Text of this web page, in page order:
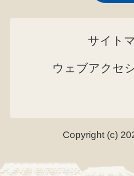
サイト
ウェブアクセ
Copyright (c)